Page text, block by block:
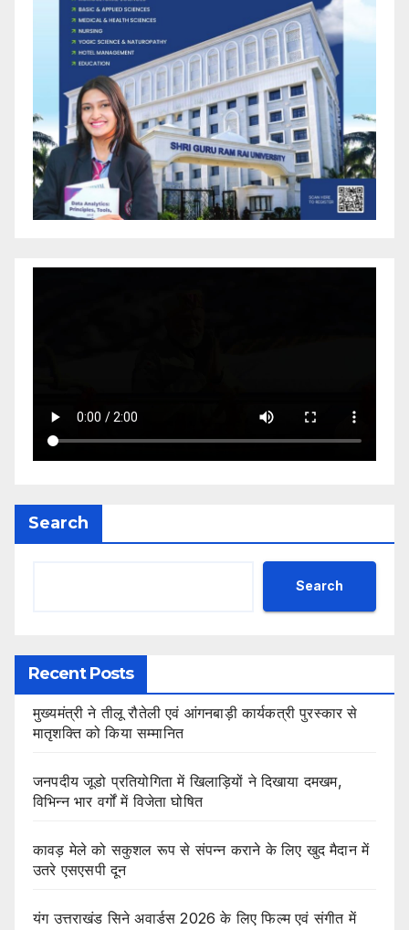
Search
Search
Recent Posts
मुख्यमंत्री ने तीलू रौतेली एवं आंगनबाड़ी कार्यकत्री पुरस्कार से
मातृशक्ति को किया सम्मानित
जनपदीय जूडो प्रतियोगिता में खिलाड़ियों ने दिखाया दमखम,
विभिन्न भार वर्गों में विजेता घोषित
कावड़ मेले को सकुशल रूप से संपन्न कराने के लिए खुद मैदान में
उतरे एसएसपी दून
यंग उत्तराखंड सिने अवार्डस 2026 के लिए फिल्म एवं संगीत में